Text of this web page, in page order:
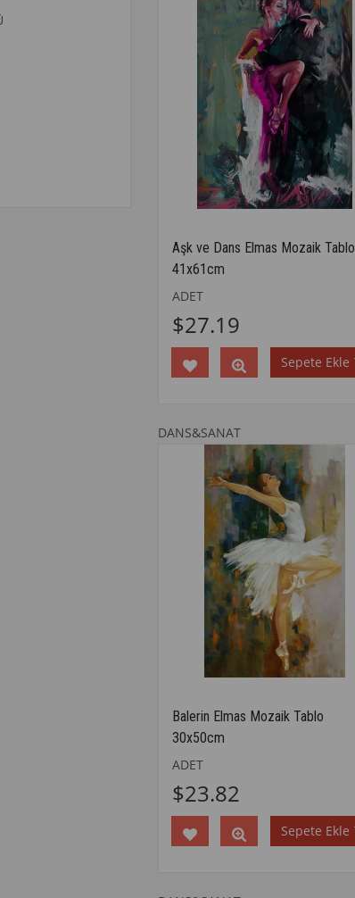
Aşk ve Dans Elmas Mozaik Tablo
41x61cm
ADET
$27.19
Sepete Ekle
DANS&SANAT
Balerin Elmas Mozaik Tablo
30x50cm
ADET
$23.82
Sepete Ekle